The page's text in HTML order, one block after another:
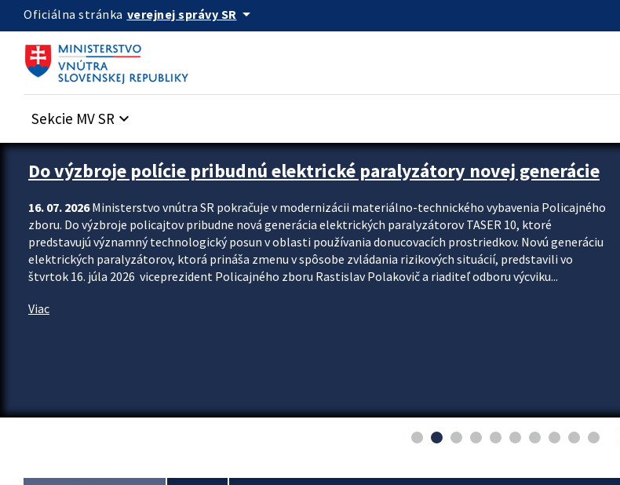
Preskocit na hlavný obsah
Oficiálna stránka verejnej správy SR arrow_drop_down
Sekcie MV SR keyboard_arrow_down
Zastavit automatický posun upútavok
Do výzbroje polície pribudnú elektrické paralyzátory novej generácie
16. 07. 2026Ministerstvo vnútra SR pokračuje v modernizácii materiálno-technického vybavenia Policajného
zboru. Do výzbroje policajtov pribudne nová generácia elektrických paralyzátorov TASER 10, ktoré
predstavujú významný technologický posun v oblasti používania donucovacích prostriedkov. Novú generáciu
elektrických paralyzátorov, ktorá prináša zmenu v spôsobe zvládania rizikových situácií, predstavili vo
štvrtok 16. júla 2026 viceprezident Policajného zboru Rastislav Polakovič a riaditeľ odboru výcviku...
Viac